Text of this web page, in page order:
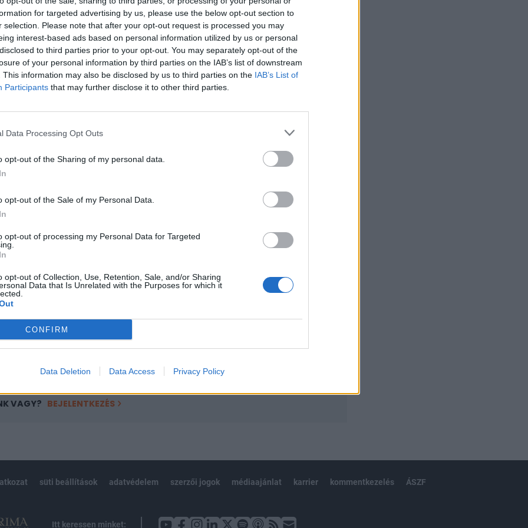
for targeted advertising by us, please use the below opt-out section to
selection. Please note that after your opt-out request is processed you may
interest-based ads based on personal information utilized by us or personal
to third parties prior to your opt-out. You may separately opt-out of the
of your personal information by third parties on the IAB’s list of downstream
This information may also be disclosed by us to third parties on the IAB’s List of
Participants that may further disclose it to other third parties.
Data Processing Opt Outs
opt-out of the Sharing of my personal data.
opt-out of the Sale of my Personal Data.
opt-out of processing my Personal Data for Targeted
opt-out of Collection, Use, Retention, Sale, and/or Sharing
Data that Is Unrelated with the Purposes for which it
CONFIRM
Data Deletion Data Access Privacy Policy
vadászgépekkel bővítheti Ukrajna nyugati repülőgép-flottáját. A
körű modernizációs folyamat újabb mérföldkövét jelenti,
svédországi nagykövete június 1-jén jelezte, hogy Rafale vadászgépek is
szolgálatban álló, illetve rendszeresítés alatt álló F–16-osok, Mirage 2000–5-
az ukrán légierőben. A lépés alapját a 2025. november 17-én Emmanuel Macron
portfolio.hu hírarchívumához tartozik, melynek olvasása előfizetéses
tartalmazza:
cikkarchívum
elmúlt 2 év napon belüli
VAGY? BEJELENTKEZÉS
süti beállítások adatvédelem szerzői jogok médiaajánlat karrier kommentkezelés ÁSZF
Itt keressen minket: